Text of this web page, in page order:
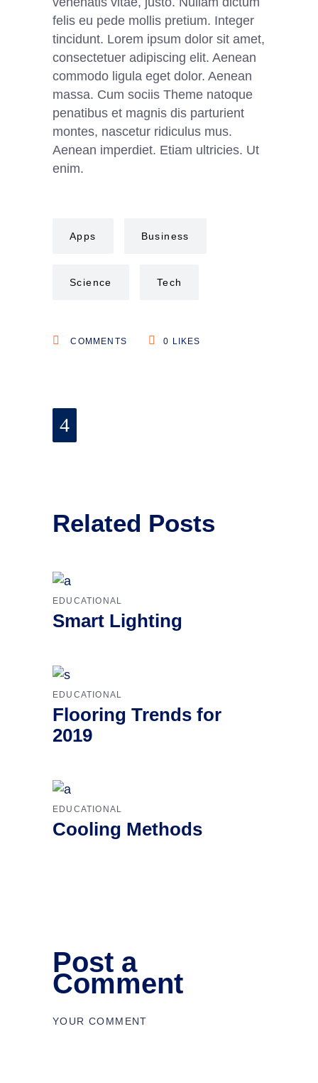
felis eu pede mollis pretium. Integer
tincidunt. Lorem ipsum dolor sit amet,
consectetuer adipiscing elit. Aenean
commodo ligula eget dolor. Aenean
massa. Cum sociis Theme natoque
penatibus et magnis dis parturient
montes, nascetur ridiculus mus.
Aenean imperdiet. Etiam ultricies. Ut
enim.
Apps Business
Science Tech
COMMENTS 0 LIKES
Related Posts
EDUCATIONAL
Smart Lighting
EDUCATIONAL
Flooring Trends for
2019
EDUCATIONAL
Cooling Methods
Post a
Comment